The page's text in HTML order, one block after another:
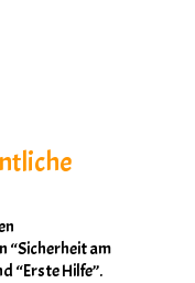
“Sicherheit am
“Erste Hilfe”.